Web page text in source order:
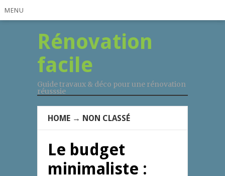
MENU
Rénovation
facile
Guide travaux & déco pour une rénovation
réusssie
HOME → NON CLASSÉ
Le budget
minimaliste :